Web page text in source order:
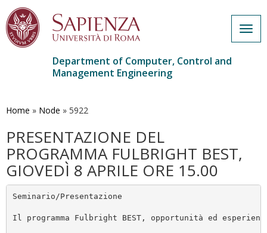
main
Department of Computer, Control and
Management Engineering
Home » Node » 5922
PRESENTAZIONE DEL
PROGRAMMA FULBRIGHT BEST,
GIOVEDÌ 8 APRILE ORE 15.00
Seminario/Presentazione
Il programma Fulbright BEST, opportunità ed